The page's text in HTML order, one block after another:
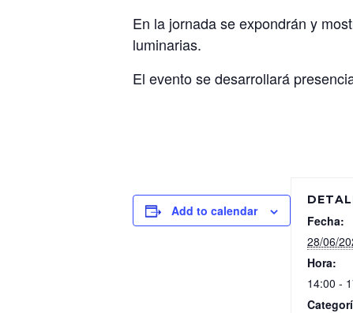
En la jornada se expondrán y
luminarias.
El evento se desarrollará
Add to calendar
Fecha:
28/06/
Hora:
14:00 -